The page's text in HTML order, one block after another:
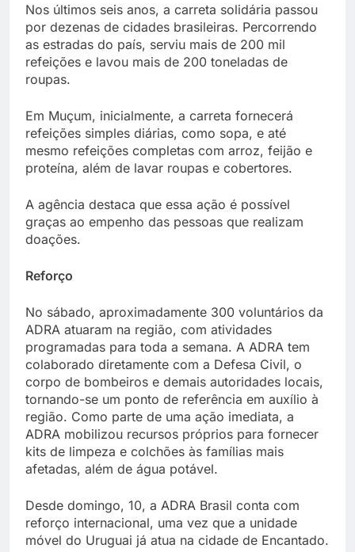
Nos últimos seis anos, a carreta solidária passou
por dezenas de cidades brasileiras. Percorrendo
as estradas do país, serviu mais de 200 mil
refeições e lavou mais de 200 toneladas de
roupas.
Em Muçum, inicialmente, a carreta fornecerá
refeições simples diárias, como sopa, e até
mesmo refeições completas com arroz, feijão e
proteína, além de lavar roupas e cobertores.
A agência destaca que essa ação é possível
graças ao empenho das pessoas que realizam
doações.
Reforço
No sábado, aproximadamente 300 voluntários da
ADRA atuaram na região, com atividades
programadas para toda a semana. A ADRA tem
colaborado diretamente com a Defesa Civil, o
corpo de bombeiros e demais autoridades locais,
tornando-se um ponto de referência em auxílio à
região. Como parte de uma ação imediata, a
ADRA mobilizou recursos próprios para fornecer
kits de limpeza e colchões às famílias mais
afetadas, além de água potável.
Desde domingo, 10, a ADRA Brasil conta com
reforço internacional, uma vez que a unidade
móvel do Uruguai já atua na cidade de Encantado.